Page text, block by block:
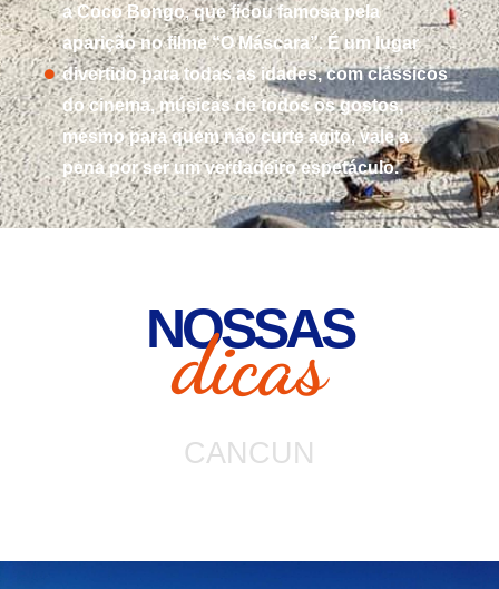
a Coco Bongo, que ficou famosa pela
aparição no filme “O Máscara”. É um lugar
divertido para todas as idades, com clássicos
do cinema, músicas de todos os gostos,
mesmo para quem não curte agito, vale a
pena por ser um verdadeiro espetáculo.
NOSSAS
dicas
CANCUN